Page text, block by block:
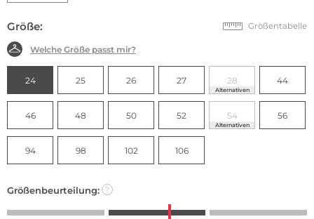
Größe: Größentabelle
Welche Größe passt mir?
24 25 26 27 28
Alternativen
44
46 48 50 52 54
Alternativen
56
94 98 102 106
Größenbeurteilung: ?